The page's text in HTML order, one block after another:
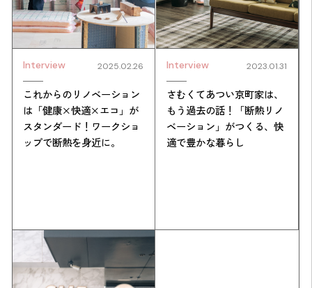
Interview 2025.02.26
これからのリノベーション
は「健康×快適×エコ」が
スタンダード！ワークショ
ップで断熱を身近に。
Interview 2023.01.31
さむくてあつい京町家は、
もう過去の話！「断熱リノ
ベーション」がつくる、快
適で豊かな暮らし